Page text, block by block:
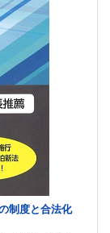
制度と合法化